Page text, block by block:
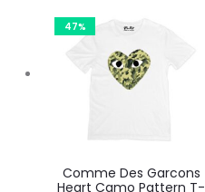
47%
Comme Des Garcons
Heart Camo Pattern T-